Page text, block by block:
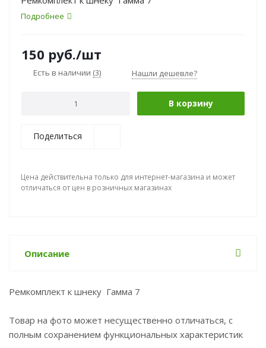
Подробнее
150 руб./шт
Есть в наличии (3) Нашли дешевле?
В корзину
Поделиться
Цена действительна только для интернет-магазина и может
отличаться от цен в розничных магазинах
Описание
Ремкомплект к шнеку Гамма 7
Товар на фото может несущественно отличаться, с
полным сохранением функциональных характеристик